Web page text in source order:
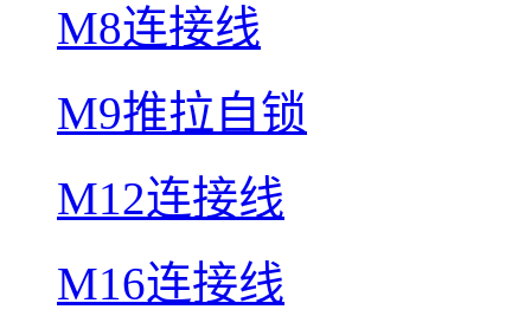
M8连接线
M9推拉自锁
M12连接线
M16连接线